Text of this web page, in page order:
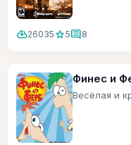
cloud_download26035 star5comment8
Финес и
Весёлая и